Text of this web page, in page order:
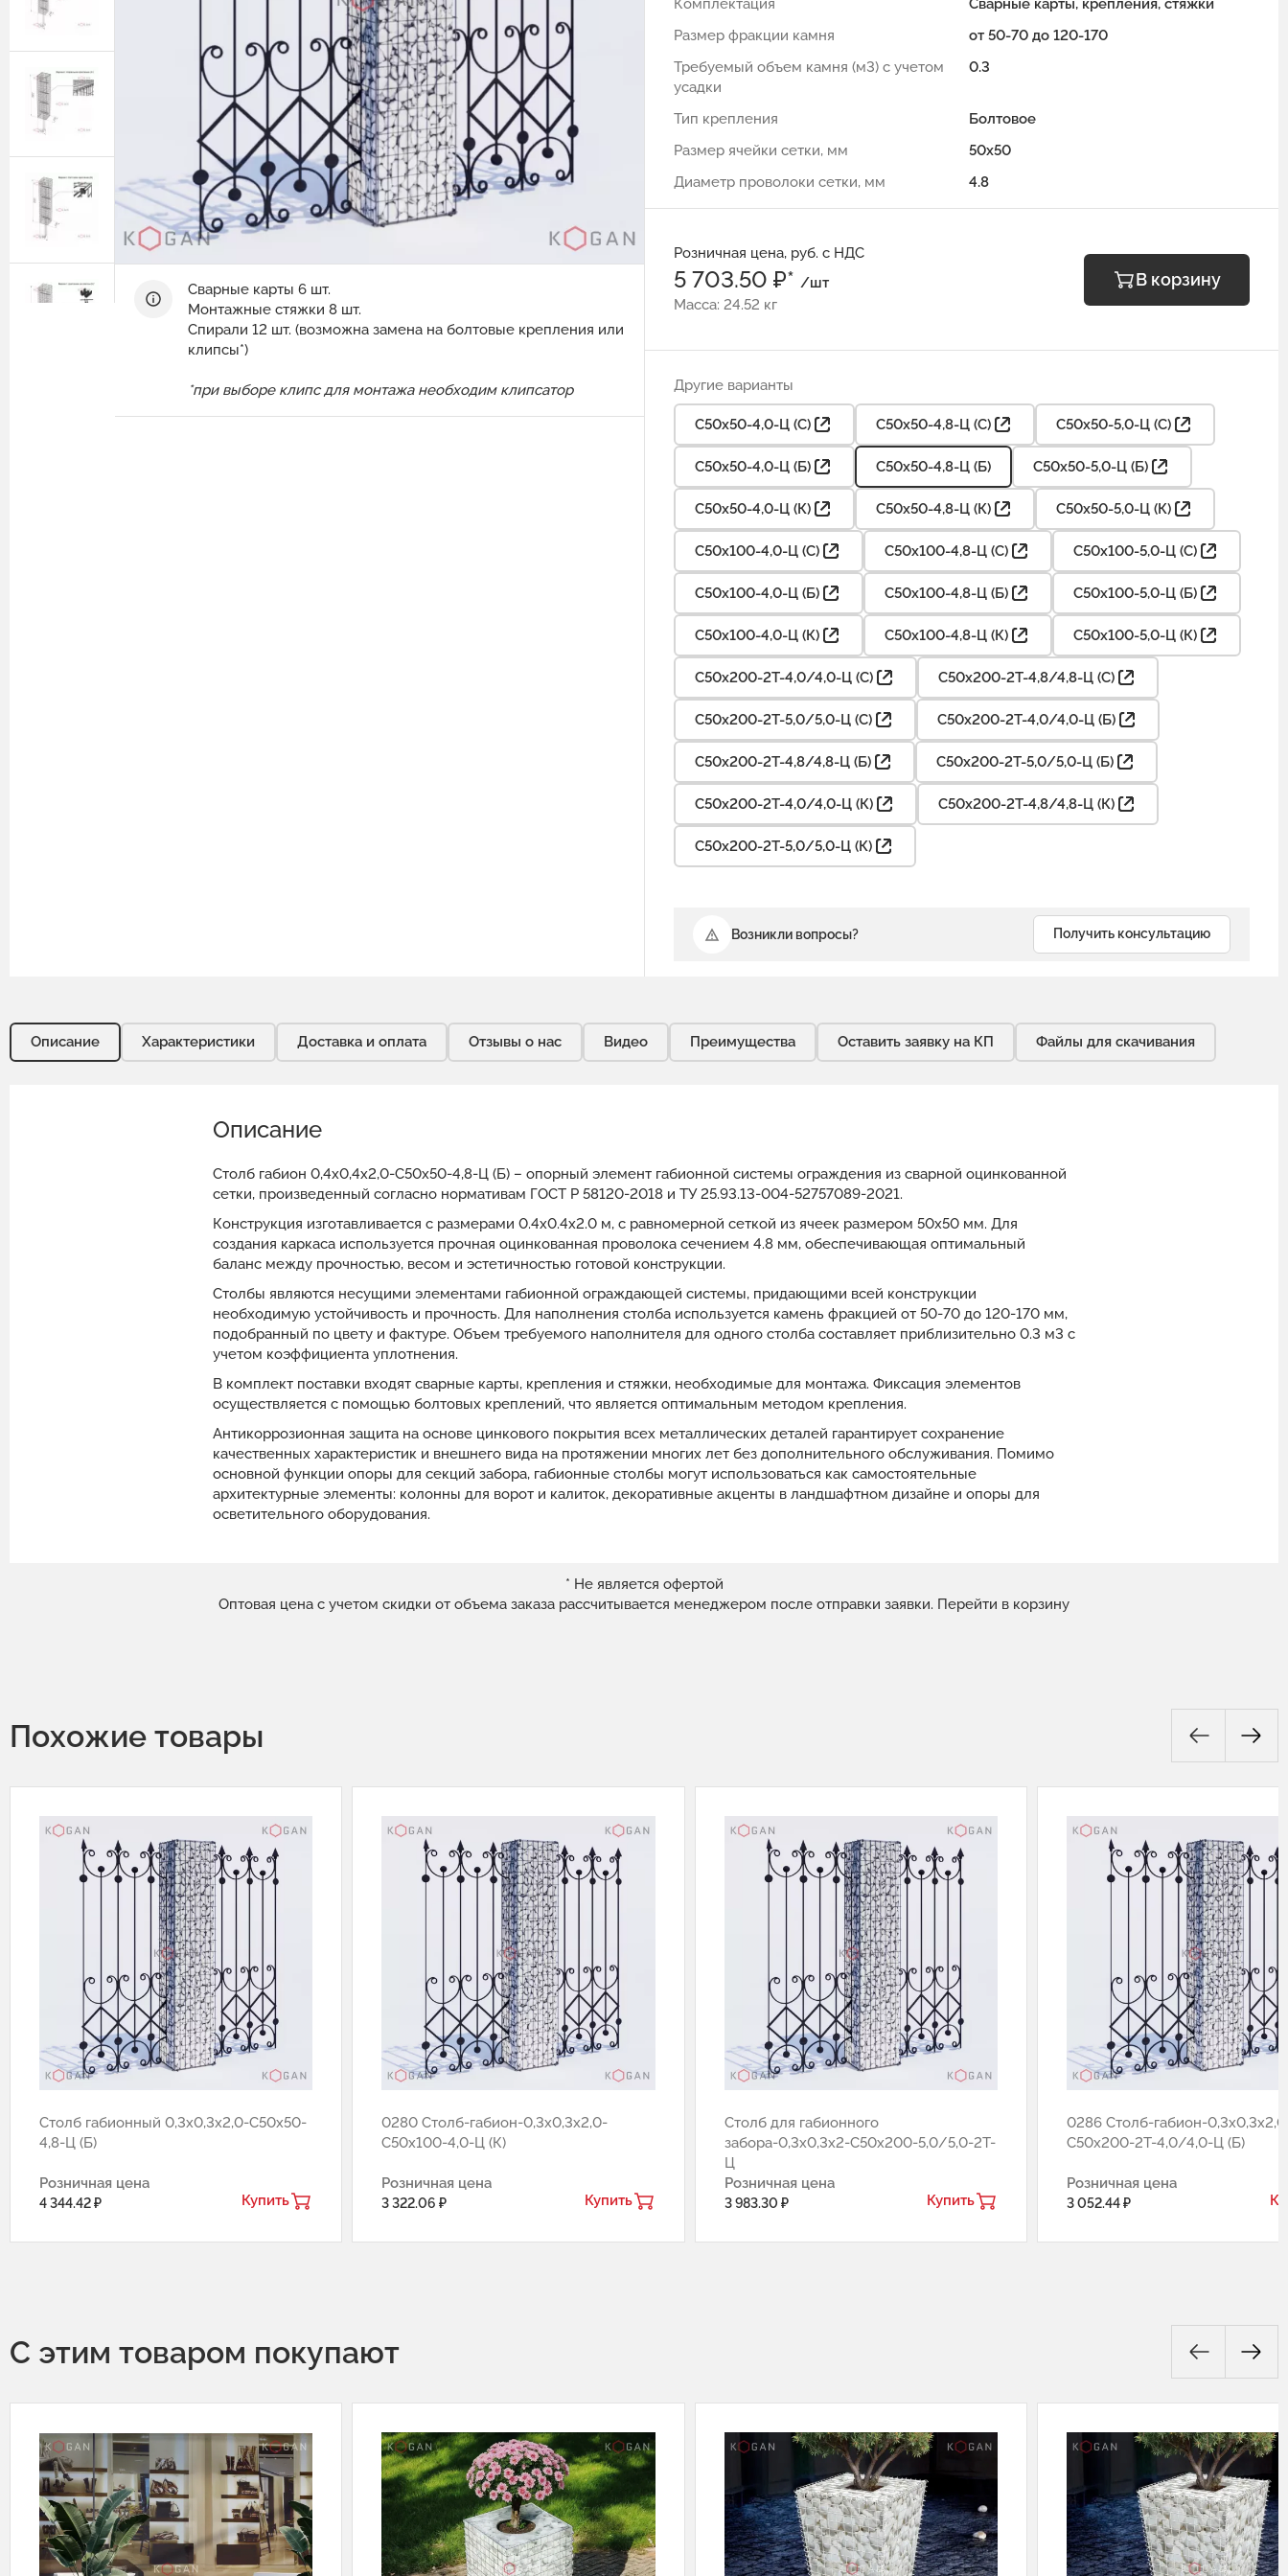
Защитные ограждения из сварной
сетки
Сетка двойного кручения для
габионов
Сетка сварная оцинкованная в картах
Геоматы РЕКОН-М
Геоматериалы
Инструмент и комплектующие для
габионов
Геотехнические расчёты
Программный комплекс GEO5
Природный камень для габионов
Эрклёз для габионов
Сварные карты 6 шт.
Монтажные стяжки 8 шт.
Спирали 12 шт. (возможна замена на болтовые крепления или
клипсы*)
*при выборе клипс для монтажа необходим клипсатор
Комплектация
Сварные карты, крепления, стяжки
Размер фракции камня
от 50-70 до 120-170
Требуемый объем камня (м3) с учетом
усадки
0.3
Тип крепления
Болтовое
Размер ячейки сетки, мм
50x50
Диаметр проволоки сетки, мм
4.8
Розничная цена, руб. с НДС
5 703.50 ₽* /шт
Масса: 24.52 кг
В корзину
Другие варианты
С50х50-4,0-Ц (С) С50х50-4,8-Ц (С) С50х50-5,0-Ц (С)
С50х50-4,0-Ц (Б) С50х50-4,8-Ц (Б) С50х50-5,0-Ц (Б)
С50х50-4,0-Ц (К) С50х50-4,8-Ц (К) С50х50-5,0-Ц (К)
С50х100-4,0-Ц (С) С50х100-4,8-Ц (С) С50х100-5,0-Ц (С)
С50х100-4,0-Ц (Б) С50х100-4,8-Ц (Б) С50х100-5,0-Ц (Б)
С50х100-4,0-Ц (К) С50х100-4,8-Ц (К) С50х100-5,0-Ц (К)
С50х200-2Т-4,0/4,0-Ц (С) С50х200-2Т-4,8/4,8-Ц (С)
С50х200-2Т-5,0/5,0-Ц (С) С50х200-2Т-4,0/4,0-Ц (Б)
С50х200-2Т-4,8/4,8-Ц (Б) С50х200-2Т-5,0/5,0-Ц (Б)
С50х200-2Т-4,0/4,0-Ц (К) С50х200-2Т-4,8/4,8-Ц (К)
С50х200-2Т-5,0/5,0-Ц (К)
Возникли вопросы? Получить консультацию
Описание Характеристики Доставка и оплата Отзывы о нас Видео Преимущества Оставить заявку на КП Файлы для скачивания
Описание
Столб габион 0,4х0,4х2,0-С50х50-4,8-Ц (Б) – опорный элемент габионной системы ограждения из сварной оцинкованной
сетки, произведенный согласно нормативам ГОСТ Р 58120-2018 и ТУ 25.93.13-004-52757089-2021.
Конструкция изготавливается с размерами 0.4x0.4x2.0 м, с равномерной сеткой из ячеек размером 50x50 мм. Для
создания каркаса используется прочная оцинкованная проволока сечением 4.8 мм, обеспечивающая оптимальный
баланс между прочностью, весом и эстетичностью готовой конструкции.
Столбы являются несущими элементами габионной ограждающей системы, придающими всей конструкции
необходимую устойчивость и прочность. Для наполнения столба используется камень фракцией от 50-70 до 120-170 мм,
подобранный по цвету и фактуре. Объем требуемого наполнителя для одного столба составляет приблизительно 0.3 м3 с
учетом коэффициента уплотнения.
В комплект поставки входят сварные карты, крепления и стяжки, необходимые для монтажа. Фиксация элементов
осуществляется с помощью болтовых креплений, что является оптимальным методом крепления.
Антикоррозионная защита на основе цинкового покрытия всех металлических деталей гарантирует сохранение
качественных характеристик и внешнего вида на протяжении многих лет без дополнительного обслуживания. Помимо
основной функции опоры для секций забора, габионные столбы могут использоваться как самостоятельные
архитектурные элементы: колонны для ворот и калиток, декоративные акценты в ландшафтном дизайне и опоры для
осветительного оборудования.
* Не является офертой
Оптовая цена с учетом скидки от объема заказа рассчитывается менеджером после отправки заявки. Перейти в корзину
Похожие товары
Cтолб габионный 0,3х0,3х2,0-С50х50-
4,8-Ц (Б)
Розничная цена
4 344.42 ₽ Купить
0280 Столб-габион-0,3х0,3х2,0-
С50х100-4,0-Ц (К)
Розничная цена
3 322.06 ₽ Купить
Столб для габионного
забора-0,3x0,3x2-C50x200-5,0/5,0-2Т-
Ц
Розничная цена
3 983.30 ₽ Купить
0286 Столб-габион-
С50х200-2Т-4,0/4,0-Ц (Б)
Розничная цена
3 052.44 ₽
С этим товаром покупают